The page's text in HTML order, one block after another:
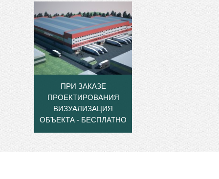
ПРИ ЗАКАЗЕ
ПРОЕКТИРОВАНИЯ
ВИЗУАЛИЗАЦИЯ
ОБЪЕКТА - БЕСПЛАТНО